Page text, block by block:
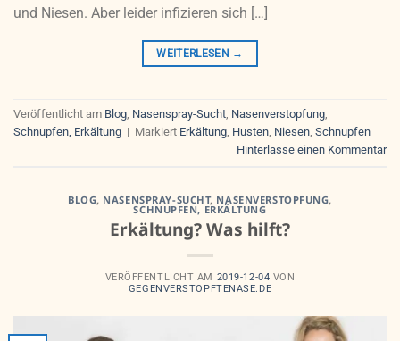
und Niesen. Aber leider infizieren sich […]
WEITERLESEN →
Veröffentlicht am Blog Nasenspray-Sucht Nasenverstopfung
Schnupfen, Erkältung | Markiert Erkältung Husten Niesen Schnupfen
Hinterlasse einen Kommentar
BLOG, NASENSPRAY-SUCHT, NASENVERSTOPFUNG,
SCHNUPFEN, ERKÄLTUNG
Erkältung? Was hilft?
VERÖFFENTLICHT AM 2019-12-04 VON
GEGENVERSTOPFTENASE.DE